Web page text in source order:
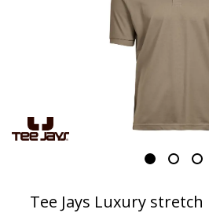
Tee Jays Luxury